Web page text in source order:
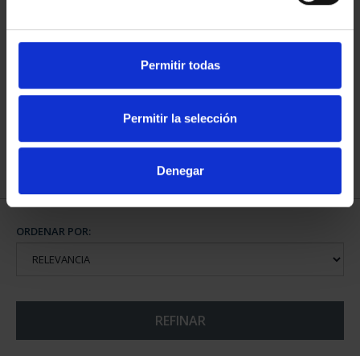
Permitir todas
Permitir la selección
Denegar
CIUDADES PATRIMONIO
73,00 €
CIUDADES PATRIMONIO
73,00 €
ORDENAR POR:
REFINAR